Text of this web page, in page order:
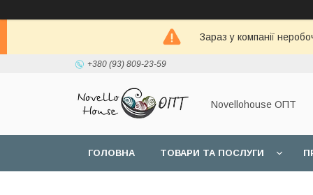
Зараз у компанії
+380 (93) 809-23-59
Novellohouse ОПТ
ГОЛОВНА ТОВАРИ ТА ПОСЛУГИ